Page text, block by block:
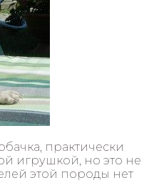
практически
игрушкой, но это не
этой породы нет